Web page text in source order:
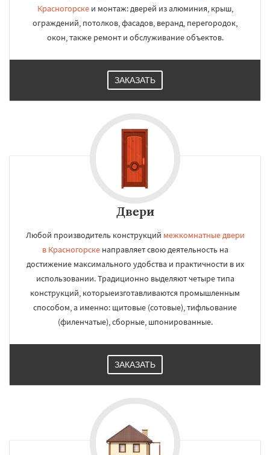
Красногорскеи монтаж: дверей из алюминия, крыш,
ограждений, потолков, фасадов, веранд, перегородок,
окон, также ремонт и обслуживание объектов.
ЗАКАЗАТЬ
Двери
Любой производитель конструкций межкомнатные двери
в Красногорскенаправляет свою деятельность на
достижение максимального удобства и практичности в их
использовании. Традиционно выделяют четыре типа
конструкций, которыеизготавливаются промышленным
способом, а именно: щитовые (сотовые), тифльование
(филенчатые), сборные, шпонированные.
ЗАКАЗАТЬ